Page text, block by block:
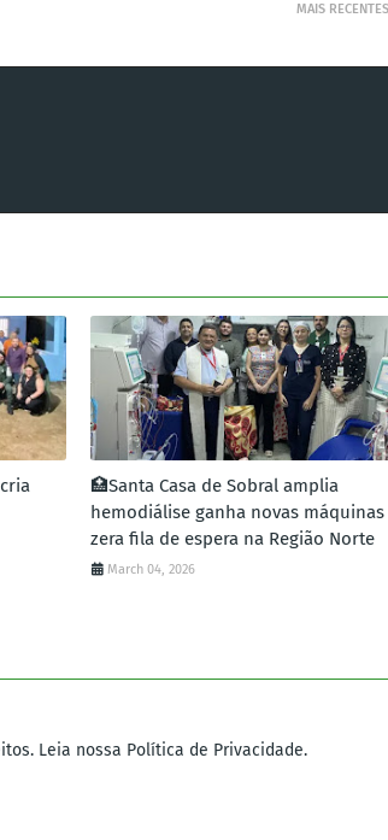
MAIS RECENTES
🏥Santa Casa de Sobral amplia
hemodiálise ganha novas máquinas
zera fila de espera na Região Norte
March 04, 2026
Leia nossa Política de Privacidade.